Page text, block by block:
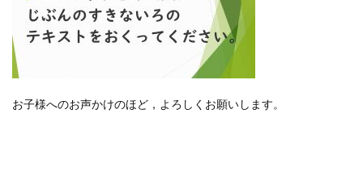
お子様へのお声かけのほど，よろしくお願いします。